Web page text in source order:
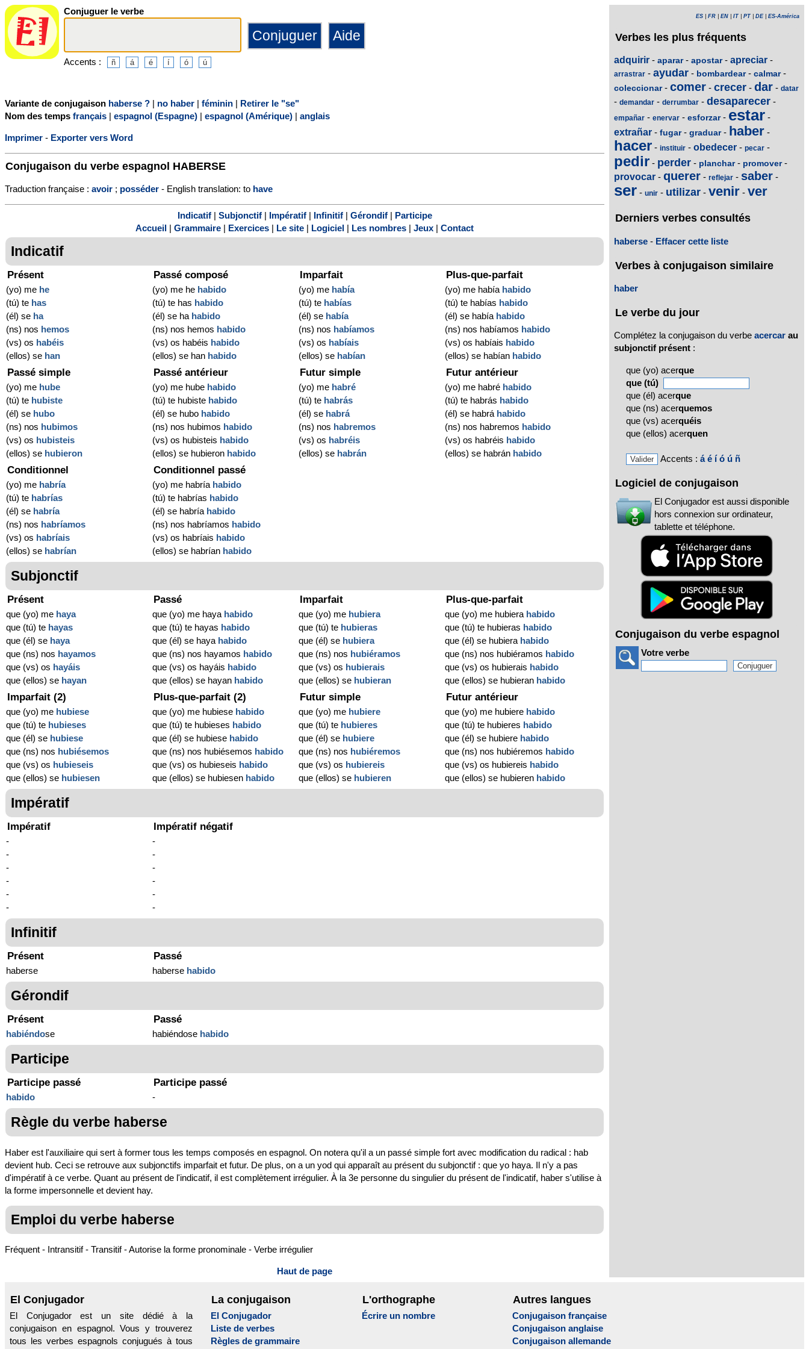
Conjuguer le verbe
Accents :
Variante de conjugaison haberse ? | no haber | féminin | Retirer le "se"
Nom des temps français | espagnol (Espagne) | espagnol (Amérique) | anglais
Imprimer - Exporter vers Word
Conjugaison du verbe espagnol HABERSE
Traduction française : avoir ; posséder - English translation: to have
Indicatif| Subjonctif| Impératif| Infinitif| Gérondif|
Participe
Accueil
Grammaire Exercices Le site Logiciel Les nombres Jeux Contact
Indicatif
Présent
(yo) me he
(tú) te has
(él) se ha
(ns) nos hemos
(vs) os habéis
(ellos) se han
Passé composé
(yo) me he habido
(tú) te has habido
(él) se ha habido
(ns) nos hemos habido
(vs) os habéis habido
(ellos) se han habido
Imparfait
(yo) me había
(tú) te habías
(él) se había
(ns) nos habíamos
(vs) os habíais
(ellos) se habían
Plus-que-parfait
(yo) me había habido
(tú) te habías habido
(él) se había habido
(ns) nos habíamos habido
(vs) os habíais habido
(ellos) se habían habido
Passé simple
(yo) me hube
(tú) te hubiste
(él) se hubo
(ns) nos hubimos
(vs) os hubisteis
(ellos) se hubieron
Passé antérieur
(yo) me hube habido
(tú) te hubiste habido
(él) se hubo habido
(ns) nos hubimos habido
(vs) os hubisteis habido
(ellos) se hubieron habido
Futur simple
(yo) me habré
(tú) te habrás
(él) se habrá
(ns) nos habremos
(vs) os habréis
(ellos) se habrán
Futur antérieur
(yo) me habré habido
(tú) te habrás habido
(él) se habrá habido
(ns) nos habremos habido
(vs) os habréis habido
(ellos) se habrán habido
Conditionnel
(yo) me habría
(tú) te habrías
(él) se habría
(ns) nos habríamos
(vs) os habríais
(ellos) se habrían
Conditionnel passé
(yo) me habría habido
(tú) te habrías habido
(él) se habría habido
(ns) nos habríamos habido
(vs) os habríais habido
(ellos) se habrían habido
Subjonctif
Présent
que (yo) me haya
que (tú) te hayas
que (él) se haya
que (ns) nos hayamos
que (vs) os hayáis
que (ellos) se hayan
Passé
que (yo) me haya habido
que (tú) te hayas habido
que (él) se haya habido
que (ns) nos hayamos habido
que (vs) os hayáis habido
que (ellos) se hayan habido
Imparfait
que (yo) me hubiera
que (tú) te hubieras
que (él) se hubiera
que (ns) nos hubiéramos
que (vs) os hubierais
que (ellos) se hubieran
Plus-que-parfait
que (yo) me hubiera habido
que (tú) te hubieras habido
que (él) se hubiera habido
que (ns) nos hubiéramos habido
que (vs) os hubierais habido
que (ellos) se hubieran habido
Imparfait (2)
que (yo) me hubiese
que (tú) te hubieses
que (él) se hubiese
que (ns) nos hubiésemos
que (vs) os hubieseis
que (ellos) se hubiesen
Plus-que-parfait (2)
que (yo) me hubiese habido
que (tú) te hubieses habido
que (él) se hubiese habido
que (ns) nos hubiésemos habido
que (vs) os hubieseis habido
que (ellos) se hubiesen habido
Futur simple
que (yo) me hubiere
que (tú) te hubieres
que (él) se hubiere
que (ns) nos hubiéremos
que (vs) os hubiereis
que (ellos) se hubieren
Futur antérieur
que (yo) me hubiere habido
que (tú) te hubieres habido
que (él) se hubiere habido
que (ns) nos hubiéremos habido
que (vs) os hubiereis habido
que (ellos) se hubieren habido
Impératif
Impératif
-
-
-
-
-
-
Impératif négatif
-
-
-
-
-
-
Infinitif
Présent
haberse
Passé
haberse habido
Gérondif
Présent
habiéndose
Passé
habiéndose habido
Participe
Participe passé
habido
Participe passé
-
Règle du verbe haberse
Haber est l'auxiliaire qui sert à former tous les temps composés en espagnol. On notera qu'il a un passé simple fort avec modification du radical : hab
devient hub. Ceci se retrouve aux subjonctifs imparfait et futur. De plus, on a un yod qui apparaît au présent du subjonctif : que yo haya. Il n'y a pas
d'impératif à ce verbe. Quant au présent de l'indicatif, il est complètement irrégulier. À la 3e personne du singulier du présent de l'indicatif, haber s'utilise à
la forme impersonnelle et devient hay.
Emploi du verbe haberse
Fréquent - Intransitif - Transitif - Autorise la forme pronominale - Verbe irrégulier
Haut de page
ES FR EN IT PT DE| ES-América
Verbes les plus fréquents
adquirir - aparar- apostar- apreciar -
arrastrar - ayudar - bombardear- calmar-
coleccionar- comer - crecer - dar - datar
- demandar - derrumbar - desaparecer -
empañar - enervar - esforzar- estar -
extrañar - fugar- graduar- haber -
hacer - instituir - obedecer - pecar -
pedir - perder - planchar- promover-
provocar - querer - reflejar - saber -
ser - unir - utilizar - venir - ver
Derniers verbes consultés
haberse - Effacer cette liste
Verbes à conjugaison similaire
haber
Le verbe du jour
Complétez la conjugaison du verbe acercar au
subjonctif présent :
que (yo) acerque
que (tú)
que (él) acerque
que (ns) acerquemos
que (vs) acerquéis
que (ellos) acerquen
Accents : á é í ó ú ñ
Logiciel de conjugaison
El Conjugador est aussi disponible
hors connexion sur ordinateur,
tablette et téléphone.
Conjugaison du verbe espagnol
Votre verbe
El Conjugador
El Conjugador est un site dédié à la
conjugaison en espagnol. Vous y trouverez
tous les verbes espagnols conjugués à tous
La conjugaison
El Conjugador
Liste de verbes
Règles de grammaire
L'orthographe
Écrire un nombre
Autres langues
Conjugaison française
Conjugaison anglaise
Conjugaison allemande